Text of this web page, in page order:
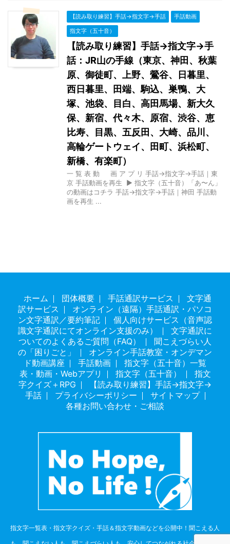
【読み取り練習】手話→指文字→手話
手話動画
指文字（五十音）
【読み取り練習】手話→指文字→手
話：JR山の手線（東京、神田、秋葉
原、御徒町、上野、鶯谷、日暮里、
西日暮里、田端、駒込、巣鴨、大
塚、池袋、目白、高田馬場、新大久
保、新宿、代々木、原宿、渋谷、恵
比寿、目黒、五反田、大崎、品川、
高輪ゲートウェイ、田町、浜松町、
新橋、有楽町）
一 覧 表 動 画 ア プ リ 手話→指文字→手話｜東
京 手話動画を再生 ▶ 指文字（五十音）「あ〜ん」
の動画はコチラ 手話→指文字→手話｜神田 手話動
画を再生 ...
ホーム 団体概要 手話通訳サービス
文字通
訳サービス
オンライン（遠隔）手話通訳・パソコ
ン文字通訳／要約筆記
個人向けサービス（音声認
識文字通訳にてオンライン支援のみ）
文字通訳に
ついてのよくあるご質問（FAQ）
聞こえづらい人
の「困りごと」
オンライン手話教室・オンデマン
ド動画講座
手話動画
指文字（五十音）一覧
表・動画・Webアプリ
指文字（五十音）
指文
字クイズ＋RPG
【読み取り練習】手話→指文字→
手話
プライバシーポリシー
サイトマップ
各種お問い合わせ・ご相談
指文字一覧表・指文字クイズ・手話＆指文字動画などを公開中！聞こえる人